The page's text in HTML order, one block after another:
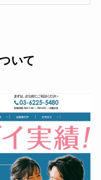
いて